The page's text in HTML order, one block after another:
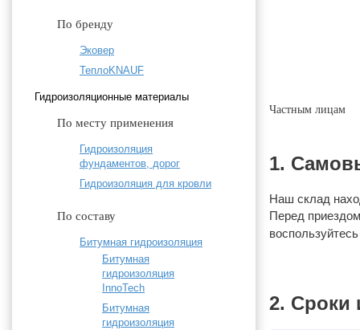
По бренду
Эковер
ТеплоKNAUF
Гидроизоляционные материалы
По месту применения
Гидроизоляция
фундаментов, дорог
Гидроизоляция для кровли
По составу
Битумная гидроизоляция
Битумная
гидроизоляция
InnoTech
Битумная
гидроизоляция
Частным лицам
1.
Наш склад
Перед
2. Сроки